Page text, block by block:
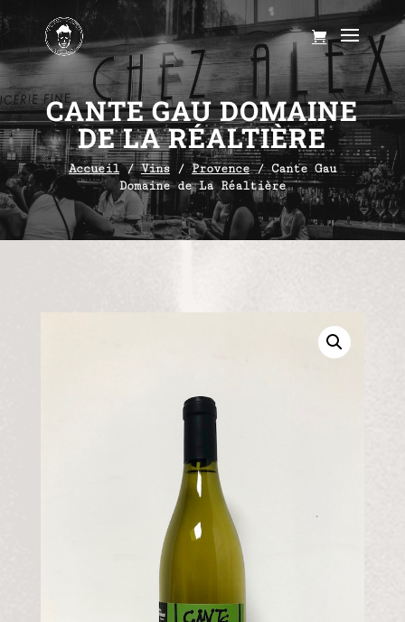
CANTE GAU DOMAINE
DE LA RÉALTIÈRE
Accueil/Vins/Provence/ Cante Gau
Domaine de La Réaltière